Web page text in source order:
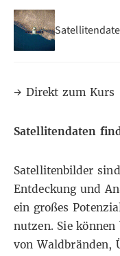
→ Direkt zum Kurs
Satellitendaten
Satellitenbilder
Entdeckung und
ein großes
nutzen. Sie
von Waldbränden,